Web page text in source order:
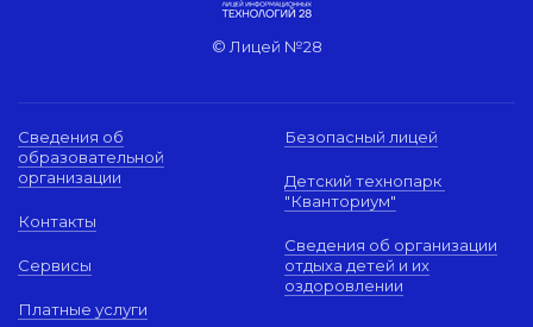
© Лицей №28
Сведения об
образовательной
организации
Контакты
Сервисы
Платные услуги
Безопасный лицей
Детский технопарк
"Кванториум"
Сведения об организации
отдыха детей и их
оздоровлении